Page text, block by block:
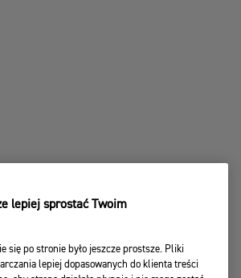
lepiej sprostać Twoim
się po stronie było jeszcze prostsze. Pliki
lepiej dopasowanych do klienta treści